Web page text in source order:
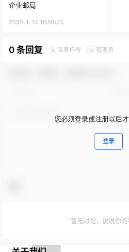
企业邮局
2026-1-14 16:50:35
0 条回复 A 文章作者 M 管理员
您必须登录或注册以后
登录
暂无讨论，说说你的